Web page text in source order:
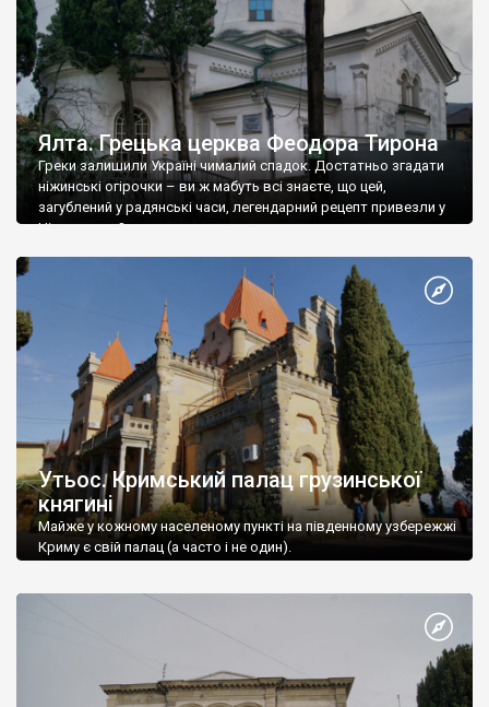
Ялта. Грецька церква Феодора Тирона
Греки залишили Україні чималий спадок. Достатньо згадати
ніжинські огірочки – ви ж мабуть всі знаєте, що цей,
загублений у радянські часи, легендарний рецепт привезли у
Ніжин греки?
Утьос. Кримський палац грузинської
княгині
Майже у кожному населеному пункті на південному узбережжі
Криму є свій палац (а часто і не один).